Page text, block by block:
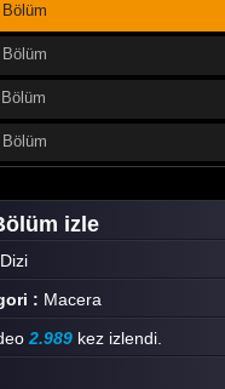
izle
Dizi
: Macera
2.989 kez izlendi.